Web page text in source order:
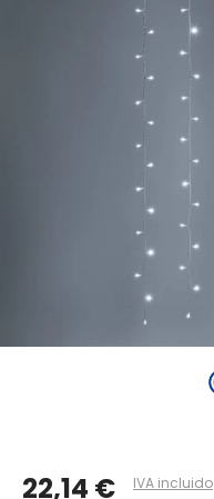
22,14 € IVA incluido